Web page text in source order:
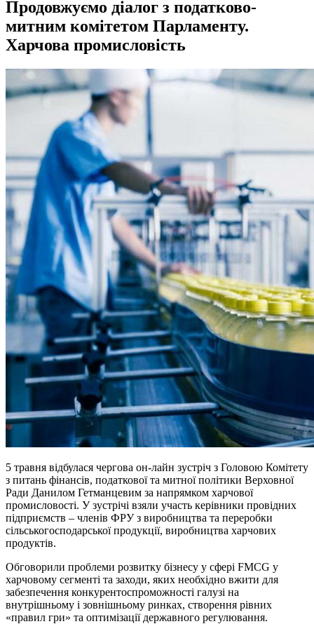
Продовжуємо діалог з податково-
митним комітетом Парламенту.
Харчова промисловість
5 травня відбулася чергова он-лайн зустріч з Головою Комітету
з питань фінансів, податкової та митної політики Верховної
Ради Данилом Гетманцевим за напрямком харчової
промисловості. У зустрічі взяли участь керівники провідних
підприємств – членів ФРУ з виробництва та переробки
сільськогосподарської продукції, виробництва харчових
продуктів.
Обговорили проблеми розвитку бізнесу у сфері FMCG у
харчовому сегменті та заходи, яких необхідно вжити для
забезпечення конкурентоспроможності галузі на
внутрішньому і зовнішньому ринках, створення рівних
«правил гри» та оптимізації державного регулювання.